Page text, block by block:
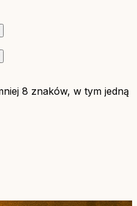
8 znaków, w tym jedną